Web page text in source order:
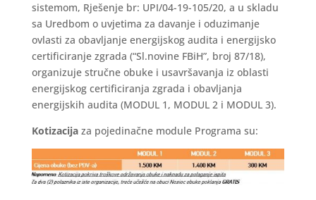
sistemom, Rješenje br: UPI/04-19-105/20, a u skladu
sa Uredbom o uvjetima za davanje i oduzimanje
ovlasti za obavljanje energijskog audita i energijsko
certificiranje zgrada (“Sl.novine FBiH”, broj 87/18),
organizuje stručne obuke i usavršavanja iz oblasti
energijskog certificiranja zgrada i obavljanja
energijskih audita (MODUL 1, MODUL 2 i MODUL 3).
Kotizacijaza pojedinačne module Programa su: